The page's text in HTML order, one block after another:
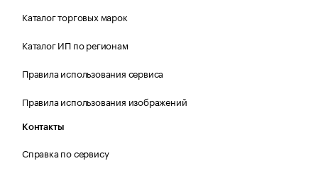
Каталог торговых марок
Каталог ИП по регионам
Правила использования сервиса
Правила использования изображений
Контакты
Справка по сервису